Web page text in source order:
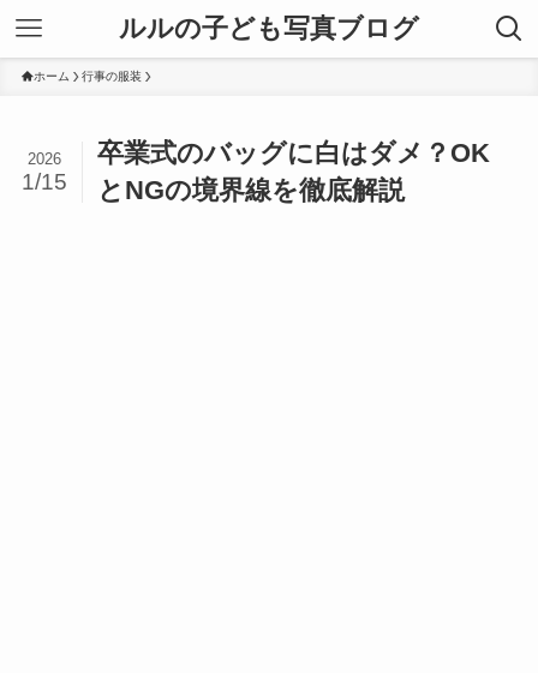
ルルの子ども写真ブログ
ホーム 行事の服装
卒業式のバッグに白はダメ？OK
とNGの境界線を徹底解説
2026
1/15